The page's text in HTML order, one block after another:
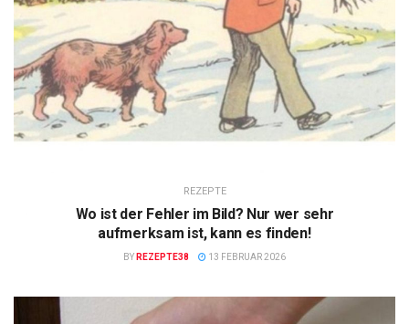
REZEPTE
Wo ist der Fehler im Bild? Nur wer sehr
aufmerksam ist, kann es finden!
BY REZEPTE38 13 FEBRUAR 2026